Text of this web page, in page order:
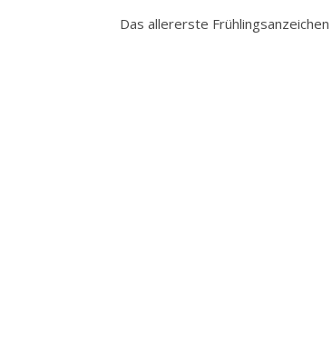
Das allererste